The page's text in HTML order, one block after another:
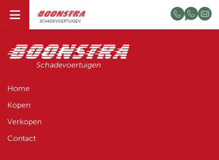
SCHADEVOERTUIGEN
NL
Schadevoertuigen
Home
Kopen
Verkopen
Contact